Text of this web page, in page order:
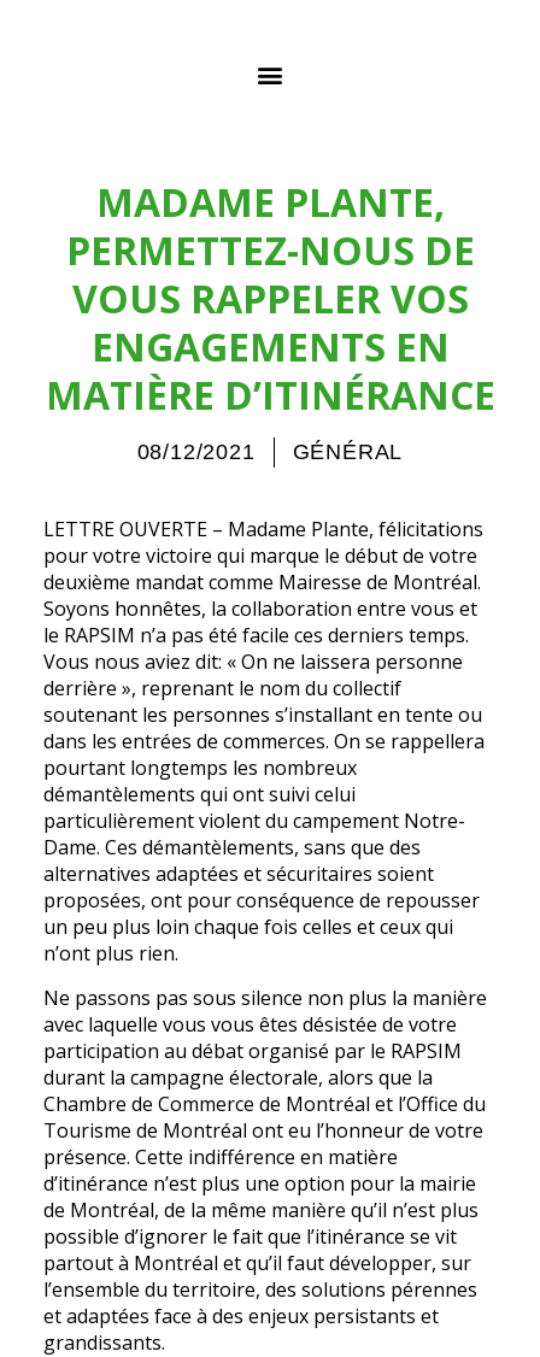
MADAME PLANTE,
PERMETTEZ-NOUS DE
VOUS RAPPELER VOS
ENGAGEMENTS EN
MATIÈRE D’ITINÉRANCE
08/12/2021 GÉNÉRAL
LETTRE OUVERTE – Madame Plante, félicitations
pour votre victoire qui marque le début de votre
deuxième mandat comme Mairesse de Montréal.
Soyons honnêtes, la collaboration entre vous et
le RAPSIM n’a pas été facile ces derniers temps.
Vous nous aviez dit: « On ne laissera personne
derrière », reprenant le nom du collectif
soutenant les personnes s’installant en tente ou
dans les entrées de commerces. On se rappellera
pourtant longtemps les nombreux
démantèlements qui ont suivi celui
particulièrement violent du campement Notre-
Dame. Ces démantèlements, sans que des
alternatives adaptées et sécuritaires soient
proposées, ont pour conséquence de repousser
un peu plus loin chaque fois celles et ceux qui
n’ont plus rien.
Ne passons pas sous silence non plus la manière
avec laquelle vous vous êtes désistée de votre
participation au débat organisé par le RAPSIM
durant la campagne électorale, alors que la
Chambre de Commerce de Montréal et l’Office du
Tourisme de Montréal ont eu l’honneur de votre
présence. Cette indifférence en matière
d’itinérance n’est plus une option pour la mairie
de Montréal, de la même manière qu’il n’est plus
possible d’ignorer le fait que l’itinérance se vit
partout à Montréal et qu’il faut développer, sur
l’ensemble du territoire, des solutions pérennes
et adaptées face à des enjeux persistants et
grandissants.